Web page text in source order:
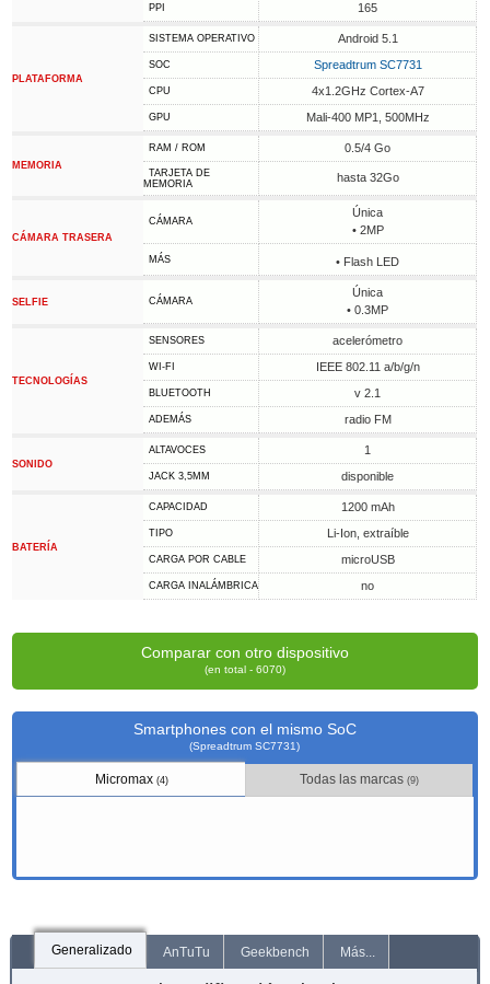
PPI 165
PLATAFORMA
SISTEMA OPERATIVO Android 5.1
SOC Spreadtrum SC7731
CPU 4x1.2GHz Cortex-A7
GPU Mali-400 MP1, 500MHz
MEMORIA
RAM / ROM 0.5/4 Go
TARJETA DE
MEMORIA
hasta 32Go
CÁMARA TRASERA
CÁMARA
Única
• 2MP
MÁS • Flash LED
SELFIE CÁMARA
Única
• 0.3MP
TECNOLOGÍAS
SENSORES acelerómetro
WI-FI IEEE 802.11 a/b/g/n
BLUETOOTH v 2.1
ADEMÁS radio FM
SONIDO
ALTAVOCES 1
JACK 3,5MM disponible
BATERÍA
CAPACIDAD 1200 mAh
TIPO Li-Ion, extraíble
CARGA POR CABLE microUSB
CARGA INALÁMBRICA no
Comparar con otro dispositivo
(en total - 6070)
Smartphones con el mismo SoC
(Spreadtrum SC7731)
Micromax (4) Todas las marcas(9)
Generalizado AnTuTu Geekbench Más...